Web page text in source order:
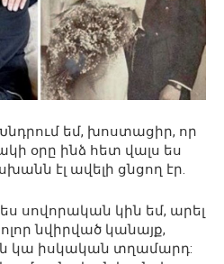
եմ, խոստացիր, որ
օրը ինձ հետ վալս ես
էլ ավելի ցնցող էր.
սովորական կին եմ, արել
նվիրված կանայք,
կա իսկական տղամարդ: